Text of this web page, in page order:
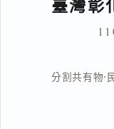
臺灣彰
分割共有物·